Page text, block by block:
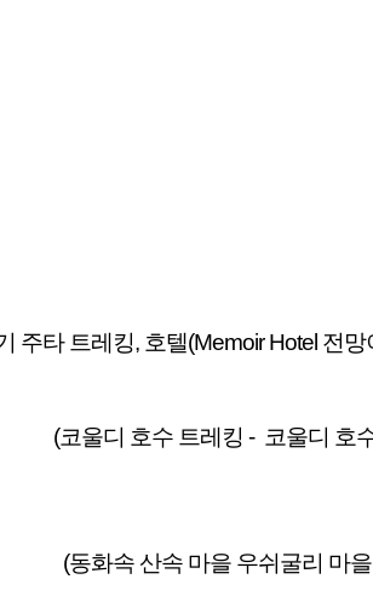
레킹, 호텔(Memoir Hotel 전망이
트레킹 - 코울디 호수와 야
마을 우쉬굴리 마을과